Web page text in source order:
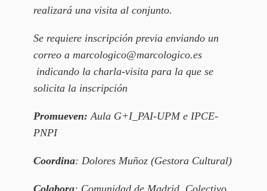
realizará una visita al conjunto.
Se requiere inscripción previa enviando un
correo a marcologico@marcologico.es
indicando la charla-visita para la que se
solicita la inscripción
Promueven: Aula G+I_PAI-UPM e IPCE-
PNPI
Coordina: Dolores Muñoz (Gestora Cultural)